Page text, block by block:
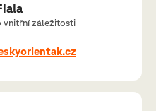
vnitřní záležitosti